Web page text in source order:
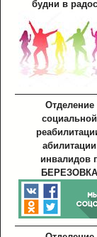
будни в
Отделение
социальной
абилитации
инвалидов
БЕРЕЗОВКА